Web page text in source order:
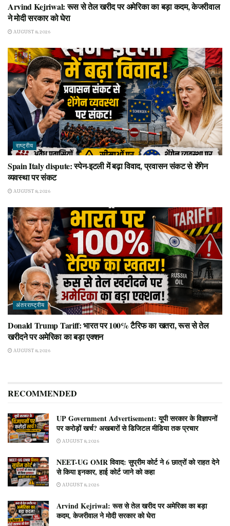
Arvind Kejriwal: रूस से तेल खरीद पर अमेरिका का बड़ा कदम, केजरीवाल
ने मोदी सरकार को घेरा
AUGUST 8, 2026
राष्ट्रीय
Spain Italy dispute: स्पेन-इटली में बढ़ा विवाद, प्रवासन संकट से शेंगेन
व्यवस्था पर संकट
AUGUST 8, 2026
अंतरराष्ट्रीय
Donald Trump Tariff: भारत पर 100% टैरिफ का खतरा, रूस से तेल
खरीदने पर अमेरिका का बड़ा एक्शन
AUGUST 8, 2026
RECOMMENDED
UP Government Advertisement: यूपी सरकार के विज्ञापनों
पर करोड़ों खर्च? अखबारों से डिजिटल मीडिया तक प्रचार
AUGUST 8, 2026
NEET-UG OMR विवाद: सुप्रीम कोर्ट ने 6 छात्रों को राहत देने
से किया इनकार, हाई कोर्ट जाने को कहा
AUGUST 8, 2026
Arvind Kejriwal: रूस से तेल खरीद पर अमेरिका का बड़ा
कदम, केजरीवाल ने मोदी सरकार को घेरा